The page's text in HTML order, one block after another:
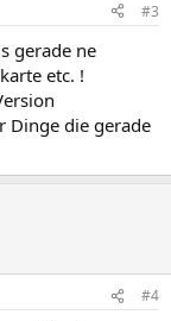
#3
gerade ne
etc. !
Dinge die gerade
#4